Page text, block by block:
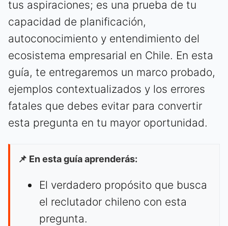
tus aspiraciones; es una prueba de tu
capacidad de planificación,
autoconocimiento y entendimiento del
ecosistema empresarial en Chile. En esta
guía, te entregaremos un marco probado,
ejemplos contextualizados y los errores
fatales que debes evitar para convertir
esta pregunta en tu mayor oportunidad.
📌 En esta guía aprenderás:
El verdadero propósito que busca
el reclutador chileno con esta
pregunta.